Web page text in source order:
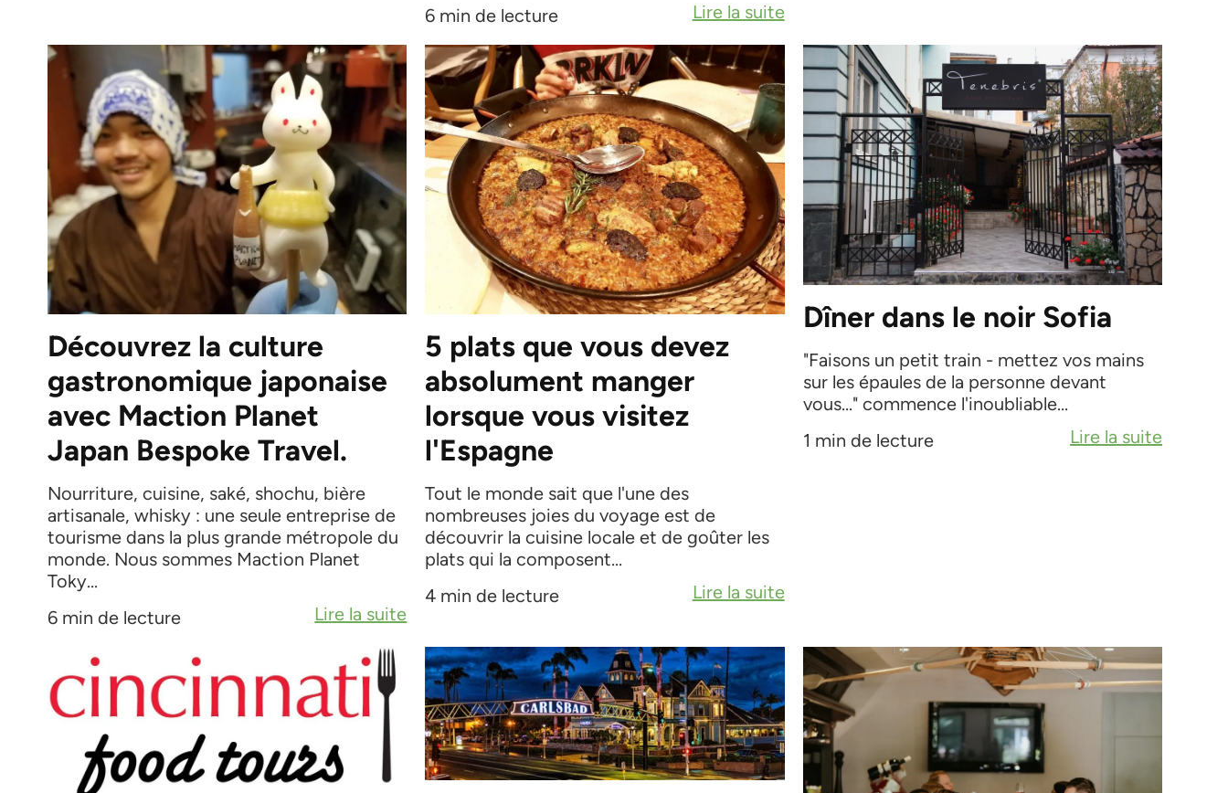
6 min de lecture
Lire la suite
Découvrez la culture
gastronomique japonaise
avec Maction Planet
Japan Bespoke Travel.
Nourriture, cuisine, saké, shochu, bière
artisanale, whisky : une seule entreprise de
tourisme dans la plus grande métropole du
monde. Nous sommes Maction Planet
Toky...
6 min de lecture
Lire la suite
5 plats que vous devez
absolument manger
lorsque vous visitez
l'Espagne
Tout le monde sait que l'une des
nombreuses joies du voyage est de
découvrir la cuisine locale et de goûter les
plats qui la composent...
4 min de lecture
Lire la suite
Dîner dans le noir Sofia
"Faisons un petit train - mettez vos mains
sur les épaules de la personne devant
vous..." commence l'inoubliable...
1 min de lecture
Lire la suite